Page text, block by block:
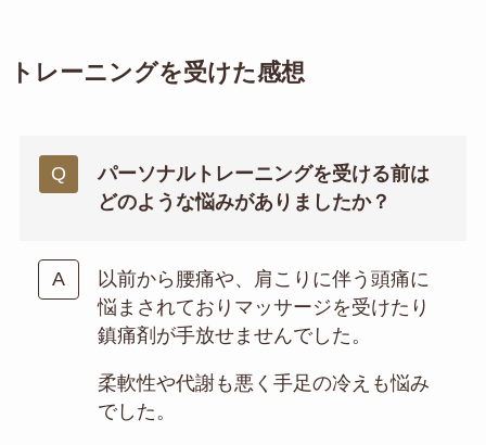
トレーニングを受けた感想
パーソナルトレーニングを受ける前は
どのような悩みがありましたか？
以前から腰痛や、肩こりに伴う頭痛に
悩まされておりマッサージを受けたり
鎮痛剤が手放せませんでした。
柔軟性や代謝も悪く手足の冷えも悩み
でした。